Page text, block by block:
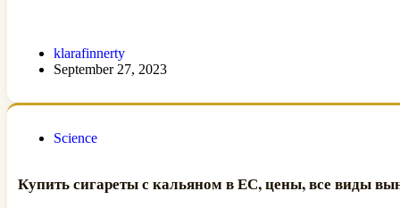
klarafinnerty
September 27, 2023
Science
Купить сигареты с кальяном в ЕС, цены, все виды